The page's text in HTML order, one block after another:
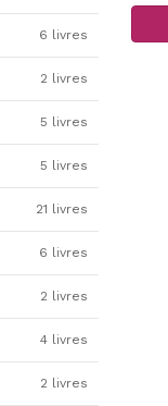
6 livres
2 livres
5 livres
5 livres
21 livres
6 livres
2 livres
4 livres
2 livres